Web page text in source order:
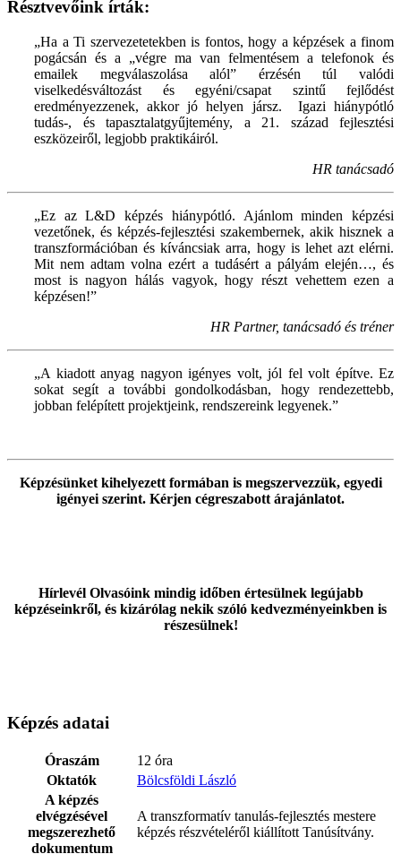
Résztvevőink írták:
„Ha a Ti szervezetetekben is fontos, hogy a képzések a finom
pogácsán és a „végre ma van felmentésem a telefonok és
emailek megválaszolása alól” érzésén túl valódi
viselkedésváltozást és egyéni/csapat szintű fejlődést
eredményezzenek, akkor jó helyen jársz. Igazi hiánypótló
tudás-, és tapasztalatgyűjtemény, a 21. század fejlesztési
eszközeiről, legjobb praktikáiról.
HR tanácsadó
„Ez az L&D képzés hiánypótló. Ajánlom minden képzési
vezetőnek, és képzés-fejlesztési szakembernek, akik hisznek a
transzformációban és kíváncsiak arra, hogy is lehet azt elérni.
Mit nem adtam volna ezért a tudásért a pályám elején…, és
most is nagyon hálás vagyok, hogy részt vehettem ezen a
képzésen!”
HR Partner, tanácsadó és tréner
„A kiadott anyag nagyon igényes volt, jól fel volt építve. Ez
sokat segít a további gondolkodásban, hogy rendezettebb,
jobban felépített projektjeink, rendszereink legyenek.”
Képzésünket kihelyezett formában is megszervezzük, egyedi
igényei szerint. Kérjen cégreszabott árajánlatot.
Hírlevél Olvasóink mindig időben értesülnek legújabb
képzéseinkről, és kizárólag nekik szóló kedvezményeinkben is
részesülnek!
Képzés adatai
Óraszám
12 óra
Oktatók
Bölcsföldi László
A képzés
elvégzésével
megszerezhető
dokumentum
A transzformatív tanulás-fejlesztés mestere
képzés részvételéről kiállított Tanúsítvány.